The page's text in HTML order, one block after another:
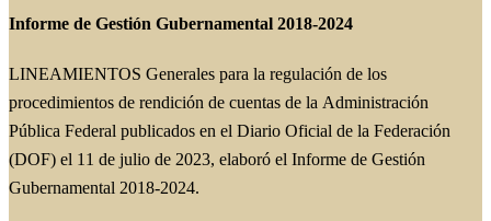
Informe de Gestión Gubernamental 2018-2024
LINEAMIENTOS Generales para la regulación de los
procedimientos de rendición de cuentas de la Administración
Pública Federal publicados en el Diario Oficial de la Federación
(DOF) el 11 de julio de 2023, elaboró el Informe de Gestión
Gubernamental 2018-2024.